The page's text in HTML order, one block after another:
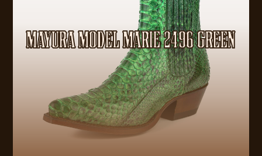
MAYURA MODEL MARIE 2496 GREEN